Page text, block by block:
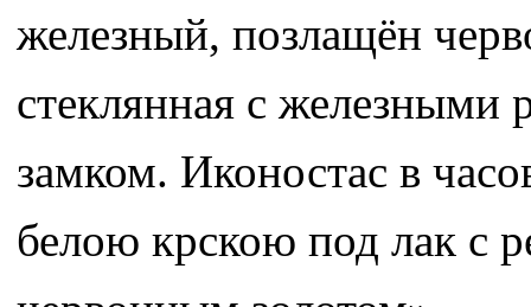
железный, позлащён
стеклянная с железными
замком. Иконостас в
белою крскою под лак с